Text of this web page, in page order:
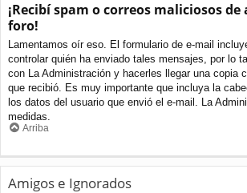
¡Recibí spam o correos maliciosos
foro!
Lamentamos oír eso. El formulario de e-mail
controlar quién ha enviado tales mensajes, por lo
con La Administración y hacerles llegar una copia
que recibió. Es muy importante que incluya la
los datos del usuario que envió el e-mail. La
medidas.
Arriba
Amigos e Ignorados